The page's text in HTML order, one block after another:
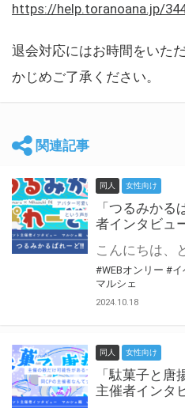
https://help.toranoana.jp/
退会対応にはお時間をいた
かじめご了承ください。
関連記事
同人 女性向け
「つるみかる
者インタビュ
#WEBオンリー #イ
マルシェ
2024.10.18
同人 女性向け
「駄菓子と唐
主催者インタ